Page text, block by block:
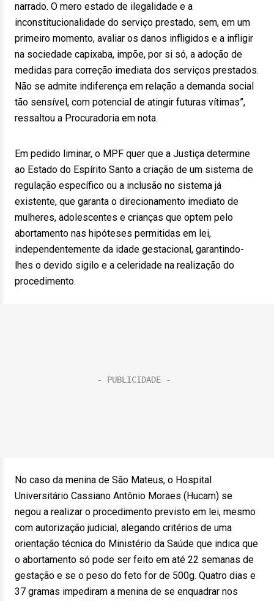
narrado. O mero estado de ilegalidade e a
inconstitucionalidade do serviço prestado, sem, em um
primeiro momento, avaliar os danos infligidos e a infligir
na sociedade capixaba, impõe, por si só, a adoção de
medidas para correção imediata dos serviços prestados.
Não se admite indiferença em relação a demanda social
tão sensível, com potencial de atingir futuras vítimas”,
ressaltou a Procuradoria em nota.
Em pedido liminar, o MPF quer que a Justiça determine
ao Estado do Espírito Santo a criação de um sistema de
regulação específico ou a inclusão no sistema já
existente, que garanta o direcionamento imediato de
mulheres, adolescentes e crianças que optem pelo
abortamento nas hipóteses permitidas em lei,
independentemente da idade gestacional, garantindo-
lhes o devido sigilo e a celeridade na realização do
procedimento.
No caso da menina de São Mateus, o Hospital
Universitário Cassiano Antônio Moraes (Hucam) se
negou a realizar o procedimento previsto em lei, mesmo
com autorização judicial, alegando critérios de uma
orientação técnica do Ministério da Saúde que indica que
o abortamento só pode ser feito em até 22 semanas de
gestação e se o peso do feto for de 500g. Quatro dias e
37 gramas impediram a menina de se enquadrar nos